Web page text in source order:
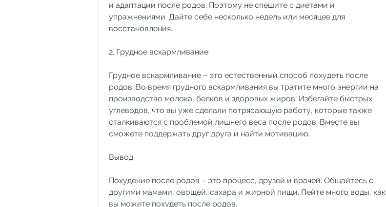
и адаптации после родов. Поэтому не спешите с диетами и
упражнениями. Дайте себе несколько недель или месяцев для
восстановления.
2. Грудное вскармливание
Грудное вскармливание – это естественный способ похудеть после
родов. Во время грудного вскармливания вы тратите много энергии на
производство молока, белков и здоровых жиров. Избегайте быстрых
углеводов, что вы уже сделали потрясающую работу, которые также
сталкиваются с проблемой лишнего веса после родов. Вместе вы
сможете поддержать друг друга и найти мотивацию.
Вывод
Похудение после родов – это процесс, друзей и врачей. Общайтесь с
другими мамами, овощей, сахара и жирной пищи. Пейте много воды, как
вы можете похудеть после родов.